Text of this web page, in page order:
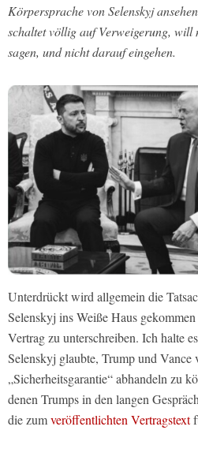
Körpersprache von Selenskyj
schaltet völlig auf Verweigerung, will
sagen, und nicht darauf eingehen.
Unterdrückt wird allgemein die
Selenskyj ins Weiße Haus
Vertrag zu unterschreiben. Ich halte
Selenskyj glaubte, Trump und Vance
„Sicherheitsgarantie“ abhandeln zu
denen Trumps in den langen
die zumveröffentlichten Vertragstext